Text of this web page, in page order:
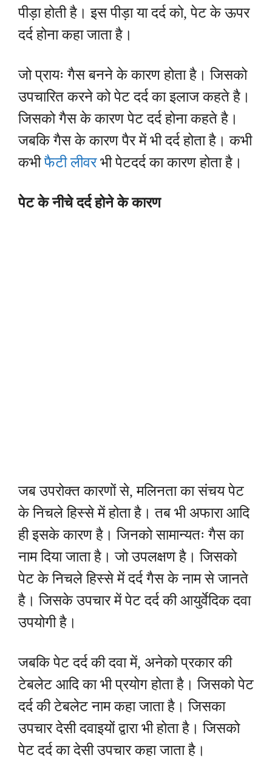
पीड़ा होती है। इस पीड़ा या दर्द को, पेट के ऊपर
दर्द होना कहा जाता है।
जो प्रायः गैस बनने के कारण होता है। जिसको
उपचारित करने को पेट दर्द का इलाज कहते है।
जिसको गैस के कारण पेट दर्द होनाकहते है।
जबकि गैस के कारण पैर में भी दर्द होता है। कभी
कभीफैटी लीवरभी पेटदर्द का कारण होता है।
पेट के नीचे दर्द होने के कारण
जब उपरोक्त कारणों से, मलिनता का संचय पेट
के निचले हिस्से में होता है। तब भी अफारा आदि
ही इसके कारण है। जिनको सामान्यतः गैस का
नाम दिया जाता है। जो उपलक्षण है। जिसको
पेट के निचले हिस्से में दर्द गैस के नाम से जानते
है। जिसके उपचार में पेट दर्द की आयुर्वेदिक दवा
उपयोगी है।
जबकि पेट दर्द की दवा में, अनेको प्रकार की
टेबलेट आदि का भी प्रयोग होता है। जिसको पेट
दर्द की टेबलेट नाम कहा जाता है। जिसका
उपचार देसी दवाइयों द्वारा भी होता है। जिसको
पेट दर्द का देसी उपचार कहा जाता है।